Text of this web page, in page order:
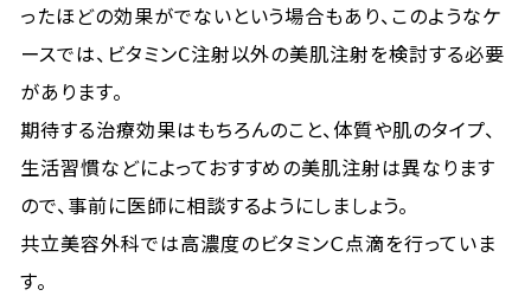
ったほどの効果がでないという場合もあり、このようなケ
ースでは、ビタミンC注射以外の美肌注射を検討する必要
があります。
期待する治療効果はもちろんのこと、体質や肌のタイプ、
生活習慣などによっておすすめの美肌注射は異なります
ので、事前に医師に相談するようにしましょう。
共立美容外科では高濃度のビタミンＣ点滴を行っていま
す。